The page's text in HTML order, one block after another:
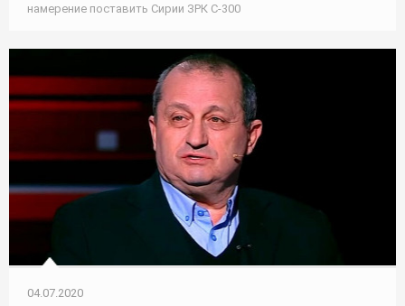
намерение поставить Сирии ЗРК С-300
04.07.2020